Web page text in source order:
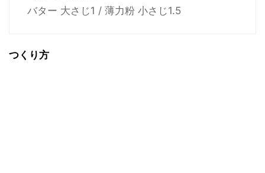
バター 大さじ1 / 薄力粉 小さじ1.5
つくり方